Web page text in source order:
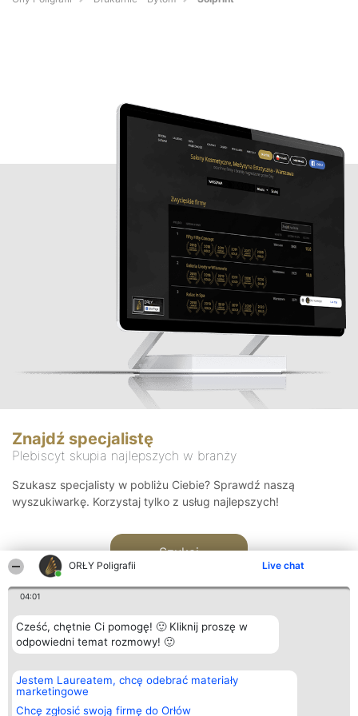
ORŁY Poligrafii Live chat
04:01
Cześć, chętnie Ci pomogę! 🙂 Kliknij proszę w
odpowiedni temat rozmowy! 🙂
Jestem Laureatem, chcę odebrać materiały
marketingowe
Chcę zgłosić swoją firmę do Orłów
Znajdź specjalistę
Plebiscyt skupia najlepszych w branży
Szukasz specjalisty w pobliżu Ciebie? Sprawdź naszą
wyszukiwarkę. Korzystaj tylko z usług najlepszych!
Szukaj
Organizator plebiscytu
Bright Side Solutions sp. z o.
o. sp. k.
ul. Ruska 22
Plebiscyt
Laureaci
wszystkich
Kontakt
Kontakt